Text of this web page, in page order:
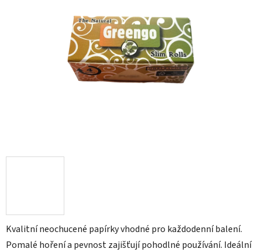
Kvalitní neochucené papírky vhodné pro každodenní balení.
Pomalé hoření a pevnost zajišťují pohodlné používání. Ideální